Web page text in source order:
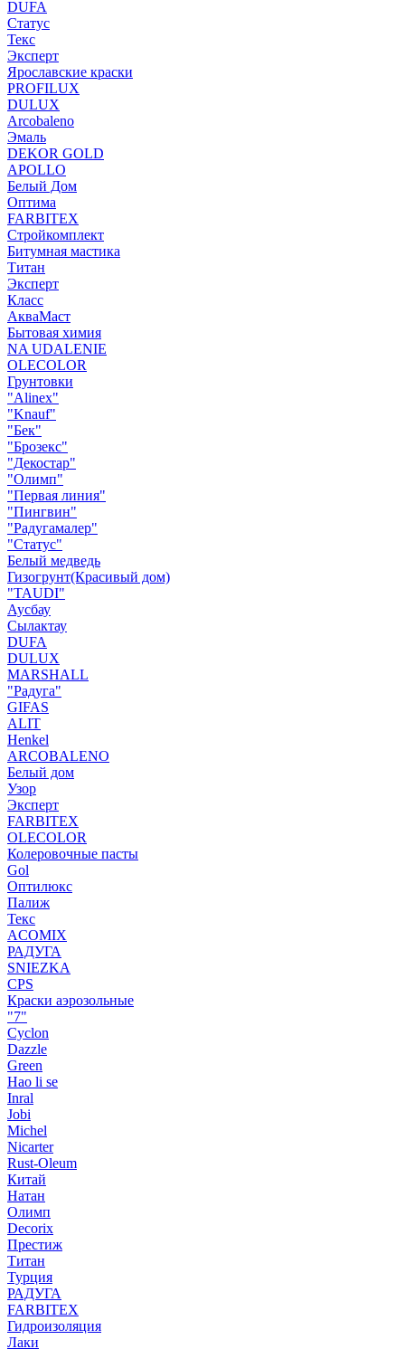
DUFA
Статус
Текс
Эксперт
Ярославские краски
PROFILUX
DULUX
Arcobaleno
Эмаль
DEKOR GOLD
APOLLO
Белый Дом
Оптима
FARBITEX
Стройкомплект
Битумная мастика
Титан
Эксперт
Класс
АкваМаст
Бытовая химия
NA UDALENIE
OLECOLOR
Грунтовки
"Alinex"
"Knauf"
"Бек"
"Брозекс"
"Декостар"
"Олимп"
"Первая линия"
"Пингвин"
"Радугамалер"
"Статус"
Белый медведь
Гизогрунт(Красивый дом)
"TAUDI"
Аусбау
Сылактау
DUFA
DULUX
MARSHALL
"Радуга"
GIFAS
ALIT
Henkel
ARCOBALENO
Белый дом
Узор
Эксперт
FARBITEX
OLECOLOR
Колеровочные пасты
Gol
Оптилюкс
Палиж
Текс
ACOMIX
РАДУГА
SNIEZKA
CPS
Краски аэрозольные
"7"
Cyclon
Dazzle
Green
Hao li se
Inral
Jobi
Michel
Nicarter
Rust-Oleum
Китай
Натан
Олимп
Decorix
Престиж
Титан
Турция
РАДУГА
FARBITEX
Гидроизоляция
Лаки